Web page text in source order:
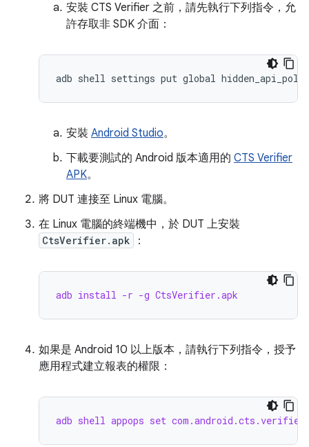
安裝 CTS Verifier 之前，請先執行下列指令，允
許存取非 SDK 介面：
安裝 Android Studio。
下載要測試的 Android 版本適用的 CTS Verifier
APK。
將 DUT 連接至 Linux 電腦。
在 Linux 電腦的終端機中，於 DUT 上安裝
CtsVerifier.apk ：
adb install -r -g CtsVerifier.apk
如果是 Android 10 以上版本，請執行下列指令，授予
應用程式建立報表的權限：
adb shell appops set